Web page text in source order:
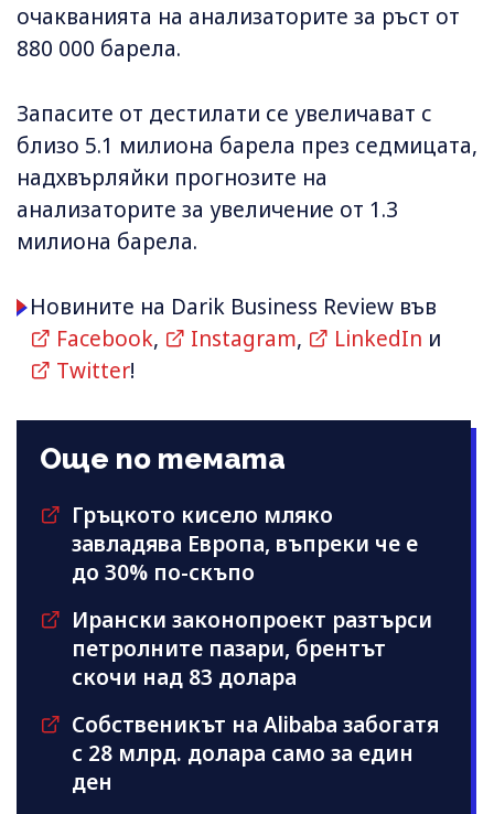
очакванията на анализаторите за ръст от
880 000 барела.
Запасите от дестилати се увеличават с
близо 5.1 милиона барела през седмицата,
надхвърляйки прогнозите на
анализаторите за увеличение от 1.3
милиона барела.
Новините на Darik Business Review във
Facebook, Instagram, LinkedIn и
Twitter!
Още по темата
Гръцкото кисело мляко
завладява Европа, въпреки че е
до 30% по-скъпо
Ирански законопроект разтърси
петролните пазари, брентът
скочи над 83 долара
Собственикът на Alibaba забогатя
с 28 млрд. долара само за един
ден